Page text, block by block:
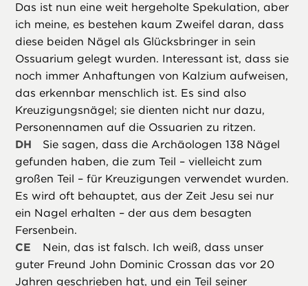
Das ist nun eine weit hergeholte Spekulation, aber
ich meine, es bestehen kaum Zweifel daran, dass
diese beiden Nägel als Glücksbringer in sein
Ossuarium gelegt wurden. Interessant ist, dass sie
noch immer Anhaftungen von Kalzium aufweisen,
das erkennbar menschlich ist. Es sind also
Kreuzigungsnägel; sie dienten nicht nur dazu,
Personennamen auf die Ossuarien zu ritzen.
DH
Sie sagen, dass die Archäologen 138 Nägel
gefunden haben, die zum Teil – vielleicht zum
großen Teil – für Kreuzigungen verwendet wurden.
Es wird oft behauptet, aus der Zeit Jesu sei nur
ein Nagel erhalten – der aus dem besagten
Fersenbein.
CE
Nein, das ist falsch. Ich weiß, dass unser
guter Freund John Dominic Crossan das vor 20
Jahren geschrieben hat, und ein Teil seiner